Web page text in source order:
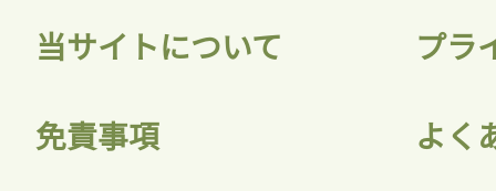
当サイトについて プラ
免責事項 よく